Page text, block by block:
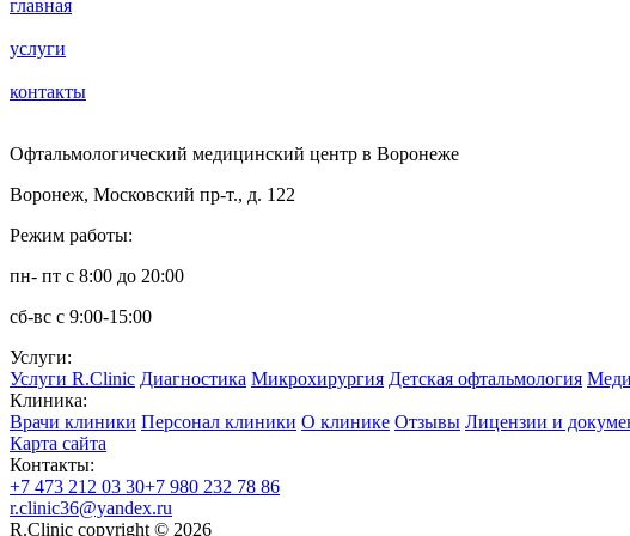
главная
услуги
контакты
Офтальмологический медицинский центр в Воронеже
Воронеж, Московский пр-т., д. 122
Режим работы:
пн- пт с 8:00 до 20:00
сб-вс с 9:00-15:00
Услуги:
Услуги R.Clinic Диагностика Микрохирургия Детская офтальмология
Клиника:
Врачи клиники Персонал клиники О клинике Отзывы Лицензии и
Карта сайта
Контакты:
+7 473 212 03 30+7 980 232 78 86
r.clinic36@yandex.ru
R.Clinic copyright © 2026